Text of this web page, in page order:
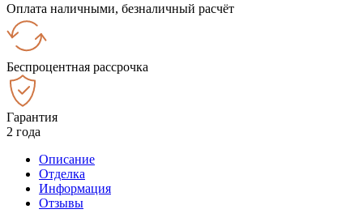
Оплата наличными, безналичный расчёт
Беспроцентная рассрочка
Гарантия
2 года
Описание
Отделка
Информация
Отзывы